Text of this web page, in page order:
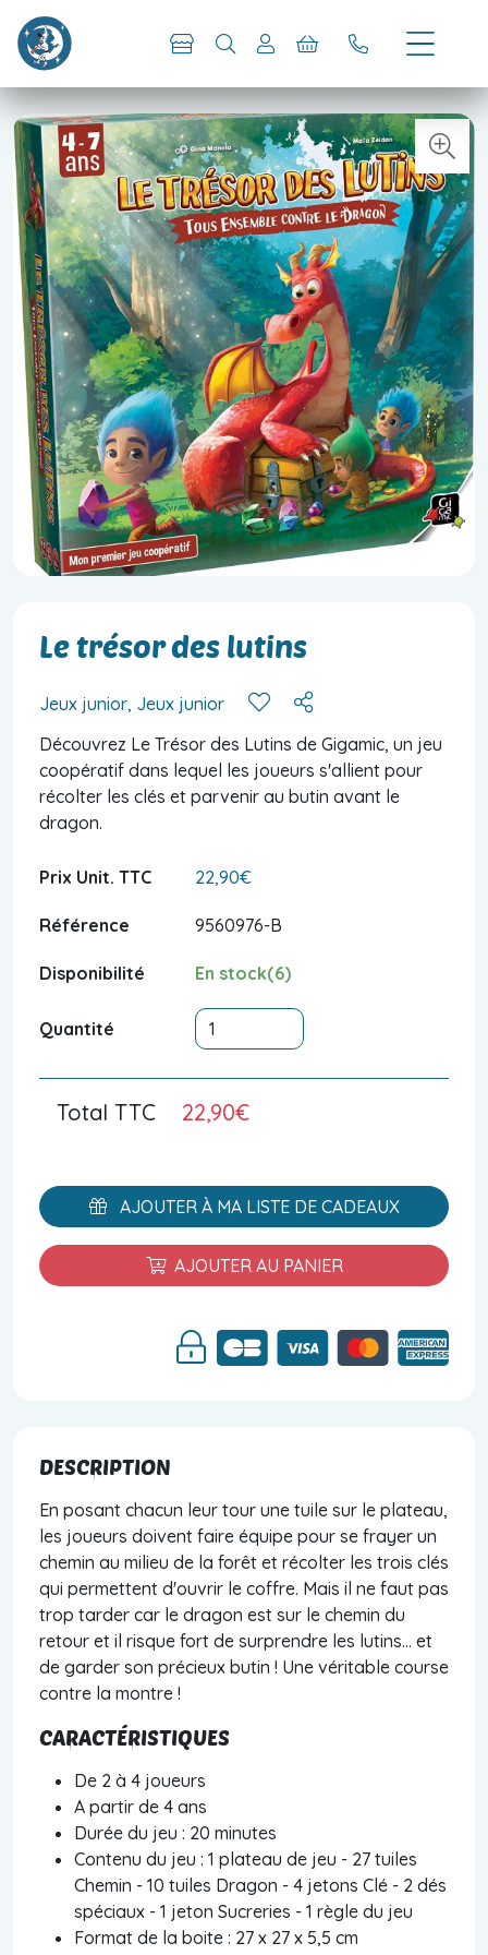
Le trésor des lutins
Jeux junior, Jeux junior
Découvrez Le Trésor des Lutins de Gigamic, un jeu
coopératif dans lequel les joueurs s'allient pour
récolter les clés et parvenir au butin avant le
dragon.
Prix Unit. TTC 22,90€
Référence 9560976-B
Disponibilité En stock(6)
Quantité
Total TTC 22,90€
AJOUTER À MA LISTE DE CADEAUX
AJOUTER AU PANIER
DESCRIPTION
En posant chacun leur tour une tuile sur le plateau,
les joueurs doivent faire équipe pour se frayer un
chemin au milieu de la forêt et récolter les trois clés
qui permettent d'ouvrir le coffre. Mais il ne faut pas
trop tarder car le dragon est sur le chemin du
retour et il risque fort de surprendre les lutins... et
de garder son précieux butin ! Une véritable course
contre la montre !
CARACTÉRISTIQUES
De 2 à 4 joueurs
A partir de 4 ans
Durée du jeu : 20 minutes
Contenu du jeu : 1 plateau de jeu - 27 tuiles
Chemin - 10 tuiles Dragon - 4 jetons Clé - 2 dés
spéciaux - 1 jeton Sucreries - 1 règle du jeu
Format de la boite : 27 x 27 x 5,5 cm